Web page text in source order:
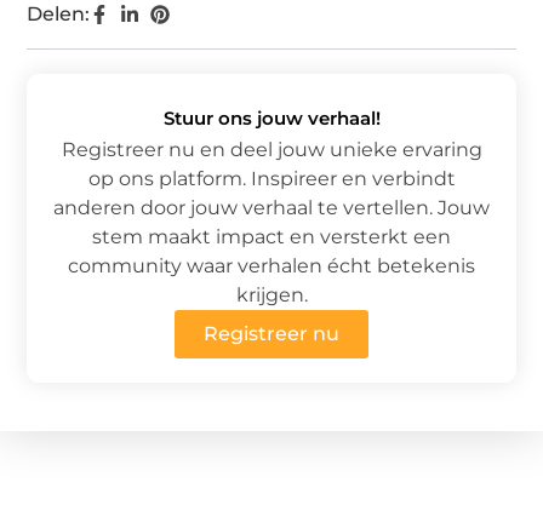
Delen:
Stuur ons jouw verhaal!
Registreer nu en deel jouw unieke ervaring
op ons platform. Inspireer en verbindt
anderen door jouw verhaal te vertellen. Jouw
stem maakt impact en versterkt een
community waar verhalen écht betekenis
krijgen.
Registreer nu